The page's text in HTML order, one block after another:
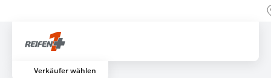
Verkäufer wählen